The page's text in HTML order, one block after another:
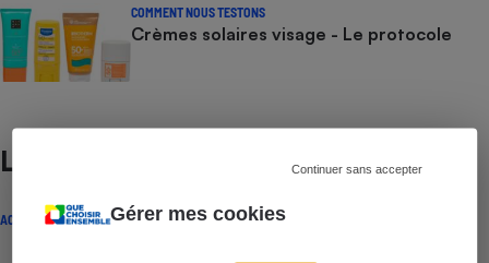
Gérer mes cookies
Continuer sans accepter
COMMENT NOUS TESTONS
Crèmes solaires visage - Le protocole
Lire aussi
ACTUALITÉ